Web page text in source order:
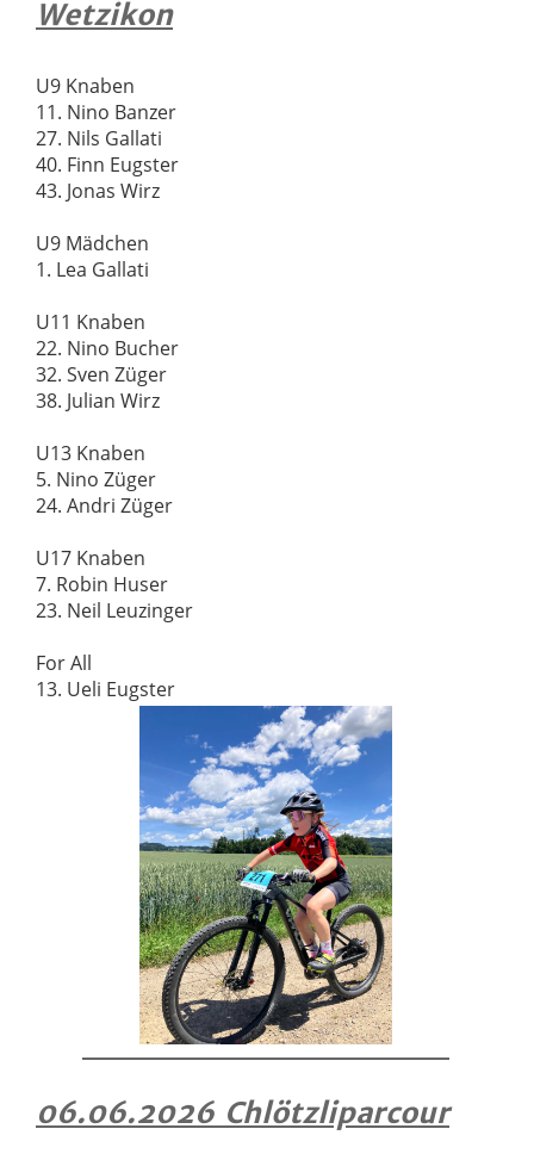
Wetzikon
U9 Knaben
11. Nino Banzer
27. Nils Gallati
40. Finn Eugster
43. Jonas Wirz
U9 Mädchen
1. Lea Gallati
U11 Knaben
22. Nino Bucher
32. Sven Züger
38. Julian Wirz
U13 Knaben
5. Nino Züger
24. Andri Züger
U17 Knaben
7. Robin Huser
23. Neil Leuzinger
For All
13. Ueli Eugster
06.06.2026 Chlötzliparcour